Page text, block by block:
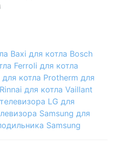
Baxi для котла Bosch
Ferroli для котла
для котла Protherm для
для котла Vaillant
LG для
Samsung для
Samsung